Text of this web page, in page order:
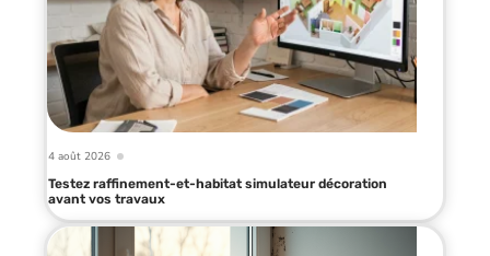
4 août 2026
Testez raffinement-et-habitat simulateur décoration
avant vos travaux